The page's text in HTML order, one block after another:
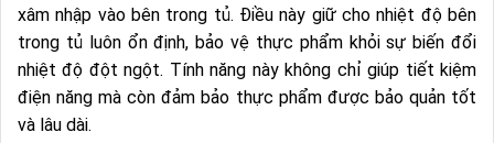
xâm nhập vào bên trong tủ. Điều này giữ cho nhiệt độ bên
trong tủ luôn ổn định, bảo vệ thực phẩm khỏi sự biến đổi
nhiệt độ đột ngột. Tính năng này không chỉ giúp tiết kiệm
điện năng mà còn đảm bảo thực phẩm được bảo quản tốt
và lâu dài.